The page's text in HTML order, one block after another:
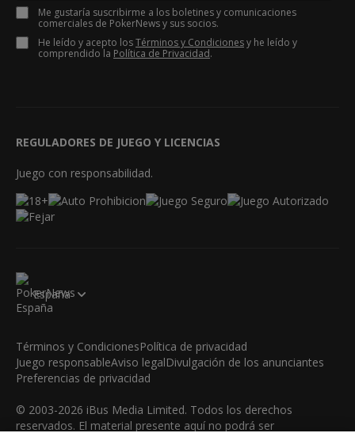
Me gustaría suscribirme a los boletines y comunicaciones
comerciales de PokerNews y sus socios.
He leído y acepto losTérminos y Condicionesy he leído y
comprendido la Política de Privacidad.
REGULADORES DE JUEGO Y LICENCIAS
Juego con responsabilidad.
España
Términos y CondicionesPolítica de privacidad
Juego responsableAviso legalDivulgación de los anunciantes
Preferencias de privacidad
© 2003-2026 iBus Media Limited. Todos los derechos
reservados. El material presente aquí no podrá ser